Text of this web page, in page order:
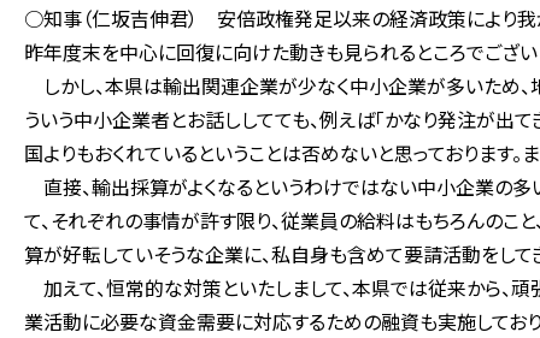
○知事（仁坂吉伸君） 安倍政権発足以来の経済政策により我
昨年度末を中心に回復に向けた動きも見られるところでござい
しかし、本県は輸出関連企業が少なく中小企業が多いため、
ういう中小企業者とお話ししてても、例えば「かなり発注が出
国よりもおくれているということは否めないと思っております
直接、輸出採算がよくなるというわけではない中小企業の
て、それぞれの事情が許す限り、従業員の給料はもちろんのこ
算が好転していそうな企業に、私自身も含めて要請活動をして
加えて、恒常的な対策といたしまして、本県では従来から
業活動に必要な資金需要に対応するための融資も実施しており